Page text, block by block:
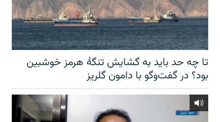
تا چه حد باید به گشایش تنگهٔ هرمز خوشبین
بود؟ در گفت‌وگو با دامون گلریز